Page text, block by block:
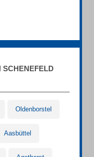
SCHENEFELD
Oldenborstel
Aasbüttel